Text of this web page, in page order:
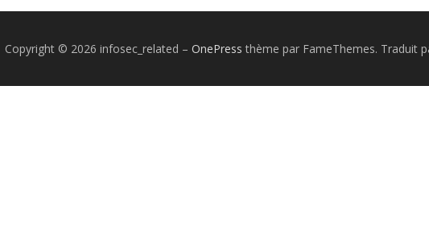
Copyright © 2026 infosec_related – OnePress thème par FameThemes. Traduit